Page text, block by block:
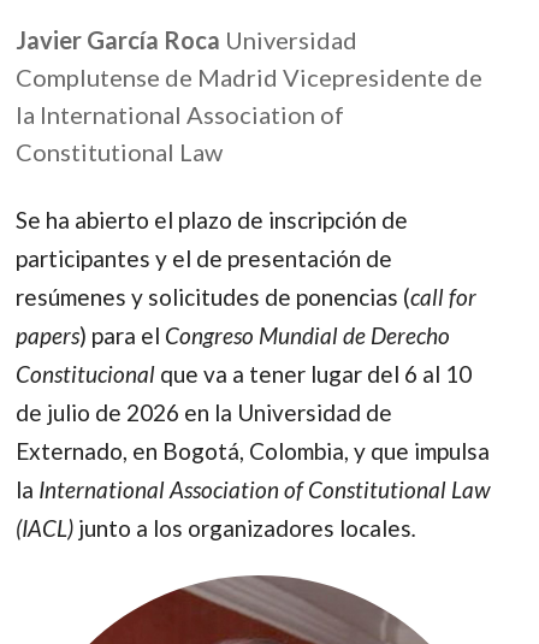
Javier García Roca Universidad
Complutense de Madrid Vicepresidente de
la International Association of
Constitutional Law
Se ha abierto el plazo de inscripción de
participantes y el de presentación de
resúmenes y solicitudes de ponencias (call for
papers) para el Congreso Mundial de Derecho
Constitucional que va a tener lugar del 6 al 10
de julio de 2026 en la Universidad de
Externado, en Bogotá, Colombia, y que impulsa
la International Association of Constitutional Law
(IACL) junto a los organizadores locales.